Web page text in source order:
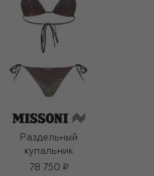
Раздельный
купальник
78 750 ₽